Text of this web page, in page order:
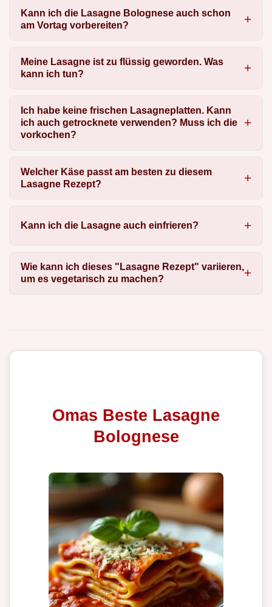
Kann ich die Lasagne Bolognese auch schon
am Vortag vorbereiten?
Meine Lasagne ist zu flüssig geworden. Was
kann ich tun?
Ich habe keine frischen Lasagneplatten. Kann
ich auch getrocknete verwenden? Muss ich die
vorkochen?
Welcher Käse passt am besten zu diesem
Lasagne Rezept?
Kann ich die Lasagne auch einfrieren?
Wie kann ich dieses "Lasagne Rezept" variieren,
um es vegetarisch zu machen?
Omas Beste Lasagne
Bolognese